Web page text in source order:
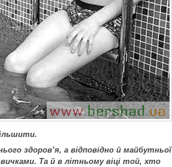
здоров’я, а відповідно й майбутньої
Та й в літньому віці той, хто